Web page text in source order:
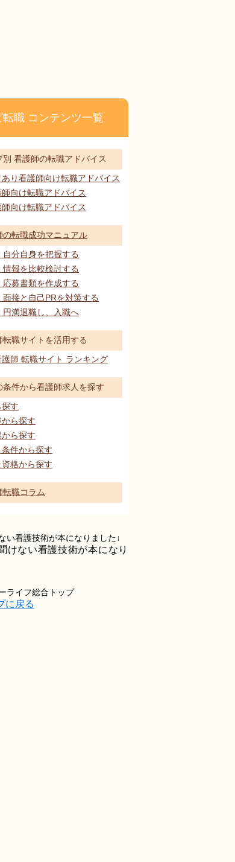
職 コンテンツ一覧
別 看護師の転職アドバイス
り看護師向け転職アドバイス
向け転職アドバイス
向け転職アドバイス
の転職成功マニュアル
自分自身を把握する
情報を比較検討する
応募書類を作成する
面接と自己PRを対策する
円満退職し、入職へ
転職サイトを活用する
護師 転職サイト ランキング
条件から看護師求人を探す
す
ら探す
ら探す
条件から探す
格から探す
転職コラム
い看護技術が本になりました↓
ライフ総合トップ